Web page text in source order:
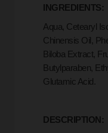
INGREDIENTS:
Aqua, Cetearyl
Chinensis Oil,
Biloba Extract,
Butylparaben,
Glutamic Acid.
DESCRIPTION: